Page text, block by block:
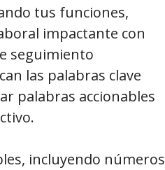
tus funciones,
impactante con
seguimiento
las palabras clave
palabras accionables
incluyendo números